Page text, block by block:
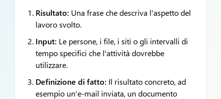
Risultato: Una frase che descriva l'aspetto del
lavoro svolto.
Input: Le persone, i file, i siti o gli intervalli di
tempo specifici che l'attività dovrebbe
utilizzare.
Definizione di fatto: Il risultato concreto, ad
esempio un'e-mail inviata, un documento